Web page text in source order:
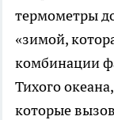
термометры
«зимой,
комбинации
Тихого
которые